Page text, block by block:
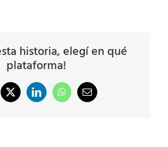
historia, elegí en qué
plataforma!
X LinkedInWhatsAppCorreo